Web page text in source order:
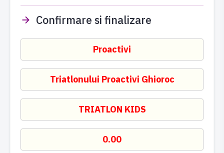
Confirmare si finalizare